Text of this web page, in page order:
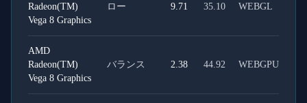
Radeon(TM)
Vega 8 Graphics
ロー 9.71 35.10 WEBGL
AMD
Radeon(TM)
Vega 8 Graphics
バランス 2.38 44.92 WEBGPU